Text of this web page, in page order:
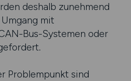
deshalb zunehmend
mit
Bus-Systemen oder
Problempunkt sind